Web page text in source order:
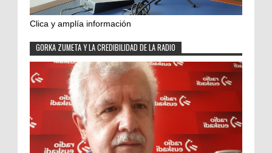
Clica y amplía información
GORKA ZUMETA Y LA CREDIBILIDAD DE LA RADIO